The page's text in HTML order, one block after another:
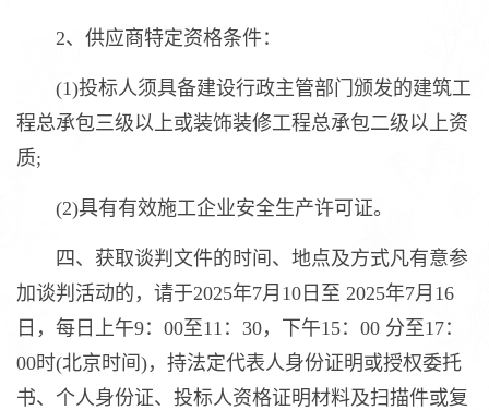
2、供应商特定资格条件：
(1)投标人须具备建设行政主管部门颁发的建筑工
程总承包三级以上或装饰装修工程总承包二级以上资
质;
(2)具有有效施工企业安全生产许可证。
四、获取谈判文件的时间、地点及方式凡有意参
加谈判活动的，请于2025年7月10日至 2025年7月16
日，每日上午9：00至11：30，下午15：00 分至17：
00时(北京时间)，持法定代表人身份证明或授权委托
书、个人身份证、投标人资格证明材料及扫描件或复